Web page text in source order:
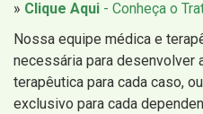
» Clique Aqui - Conheça o
Nossa equipe médica e
necessária para desenvolver
terapêutica para cada caso,
exclusivo para cada